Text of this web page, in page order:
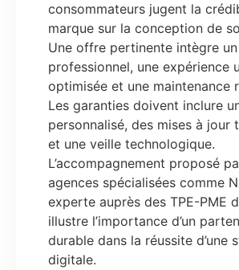
consommateurs jugent la
marque sur la conception de
Une offre pertinente intègre
professionnel, une expérience
optimisée et une maintenance
Les garanties doivent inclure
personnalisé, des mises à jour
et une veille technologique.
L’accompagnement proposé
agences spécialisées comme
experte auprès des TPE-PME
illustre l’importance d’un
durable dans la réussite d’une
digitale.